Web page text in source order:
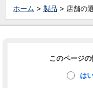
ホーム 製品 店舗の
このページ
は